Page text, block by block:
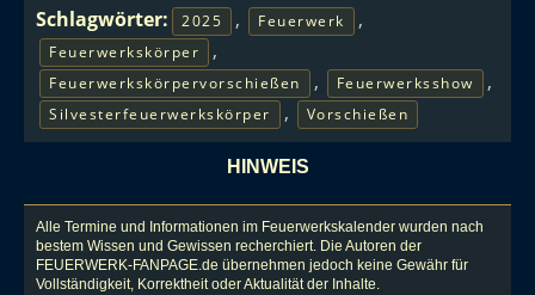
Schlagwörter: 2025 , Feuerwerk ,
Feuerwerkskörper ,
Feuerwerkskörpervorschießen , Feuerwerksshow ,
Silvesterfeuerwerkskörper , Vorschießen
HINWEIS
Alle Termine und Informationen im Feuerwerkskalender wurden nach
bestem Wissen und Gewissen recherchiert. Die Autoren der
FEUERWERK-FANPAGE.de übernehmen jedoch keine Gewähr für
Vollständigkeit, Korrektheit oder Aktualität der Inhalte.